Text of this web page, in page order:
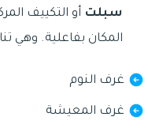
سبلت أو التكييف
المكان بفاعلية. وهي
غرف النوم
غرف المعيشة